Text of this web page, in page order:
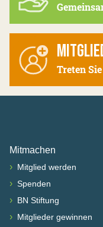
Treten
Mitmachen
› Mitglied werden
› Spenden
› BN Stiftung
› Mitglieder gewinnen